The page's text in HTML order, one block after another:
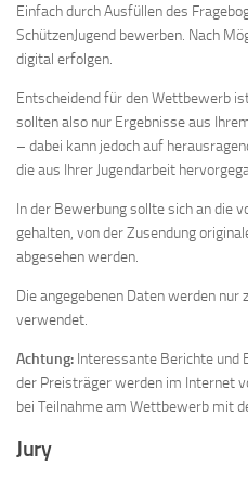
Einfach durch Ausfüllen des
SchützenJugend bewerben. Nach
digital erfolgen.
Entscheidend für den Wettbewerb
sollten also nur Ergebnisse aus
– dabei kann jedoch auf
die aus Ihrer Jugendarbeit
In der Bewerbung sollte sich an die
gehalten, von der Zusendung
abgesehen werden.
Die angegebenen Daten werden
verwendet.
Achtung: Interessante Berichte und
der Preisträger werden im Internet
bei Teilnahme am Wettbewerb mit
Jury